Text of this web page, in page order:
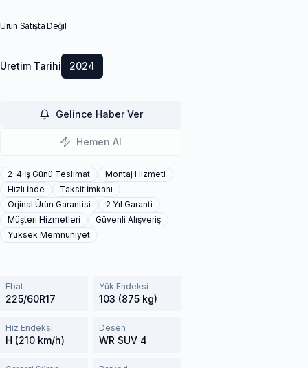
Ürün Satışta Değil
Üretim Tarihi 2024
Gelince Haber Ver
Hemen Al
2-4 İş Günü Teslimat
Montaj Hizmeti
Hızlı İade
Taksit İmkanı
Orjinal Ürün Garantisi
2 Yıl Garanti
Müşteri Hizmetleri
Güvenli Alışveriş
Yüksek Memnuniyet
Ebat
225/60R17
Yük Endeksi
103 (875 kg)
Hız Endeksi
H (210 km/h)
Desen
WR SUV 4